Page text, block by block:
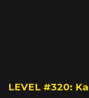
LEVEL #320: